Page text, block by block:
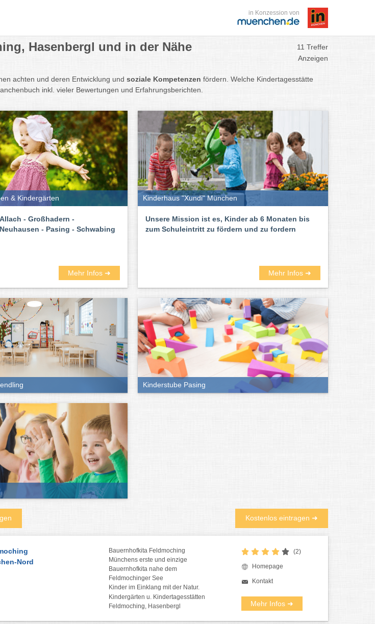
in Konzession von
Hasenbergl und in der Nähe
11 Treffer
Anzeigen
achten und deren Entwicklung und soziale Kompetenzen fördern. Welche Kindertagesstätte
inkl. vieler Bewertungen und Erfahrungsberichten.
& Kindergärten
- Großhadern -
- Pasing - Schwabing
Mehr Infos ➜
Kinderhaus "Xundi" München
Unsere Mission ist es, Kinder ab 6 Monaten bis
zum Schuleintritt zu fördern und zu fordern
Mehr Infos ➜
Kinderstube Pasing
Kostenlos eintragen ➜
Nord
Bauernhofkita Feldmoching
Münchens erste und einzige
Bauernhofkita nahe dem
Feldmochinger See
Kinder im Einklang mit der Natur.
Kindergärten u. Kindertagesstätten
Feldmoching, Hasenbergl
(2)
Homepage
Kontakt
Mehr Infos ➜